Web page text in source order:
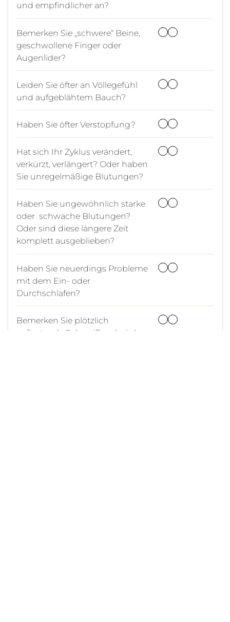
und empfindlicher an?
Bemerken Sie „schwere“ Beine,
geschwollene Finger oder
Augenlider?
Leiden Sie öfter an Völlegefühl
und aufgeblähtem Bauch?
Haben Sie öfter Verstopfung?
Hat sich Ihr Zyklus verändert,
verkürzt, verlängert? Oder haben
Sie unregelmäßige Blutungen?
Haben Sie ungewöhnlich starke
oder schwache Blutungen?
Oder sind diese längere Zeit
komplett ausgeblieben?
Haben Sie neuerdings Probleme
mit dem Ein- oder
Durchschlafen?
Bemerken Sie plötzlich
auftretende Schweißausbrüche